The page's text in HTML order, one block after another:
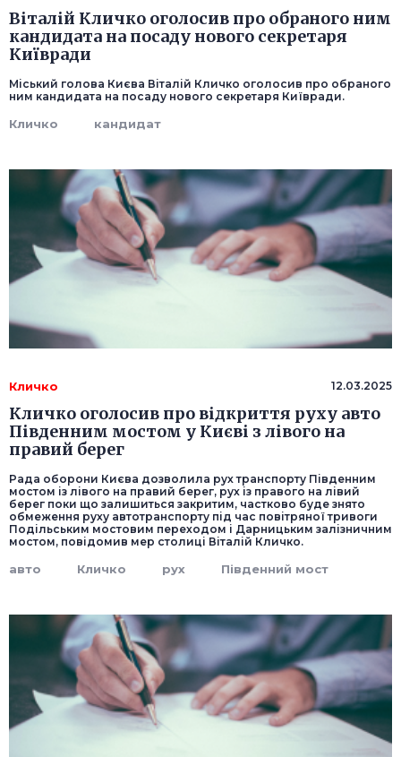
Віталій Кличко оголосив про обраного ним
кандидата на посаду нового секретаря
Київради
Міський голова Києва Віталій Кличко оголосив про обраного
ним кандидата на посаду нового секретаря Київради.
Кличко кандидат
Кличко 12.03.2025
Кличко оголосив про відкриття руху авто
Південним мостом у Києві з лівого на
правий берег
Рада оборони Києва дозволила рух транспорту Південним
мостом із лівого на правий берег, рух із правого на лівий
берег поки що залишиться закритим, частково буде знято
обмеження руху автотранспорту під час повітряної тривоги
Подільським мостовим переходом і Дарницьким залізничним
мостом, повідомив мер столиці Віталій Кличко.
авто Кличко рух Південний мост